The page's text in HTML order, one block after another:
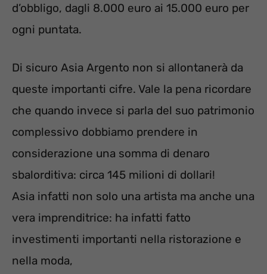
d’obbligo, dagli 8.000 euro ai 15.000 euro per
ogni puntata.
Di sicuro Asia Argento non si allontanerà da
queste importanti cifre. Vale la pena ricordare
che quando invece si parla del suo patrimonio
complessivo dobbiamo prendere in
considerazione una somma di denaro
sbalorditiva: circa 145 milioni di dollari!
Asia infatti non solo una artista ma anche una
vera imprenditrice: ha infatti fatto
investimenti importanti nella ristorazione e
nella moda,